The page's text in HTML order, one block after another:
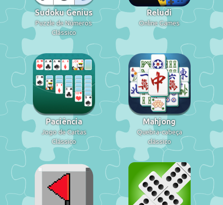
Sudoku Genius
Puzzle de Números
Clássico
Reludi
Online Games
Paciência
Jogo de Cartas
Clássico
Mahjong
Quebra-cabeça
clássico